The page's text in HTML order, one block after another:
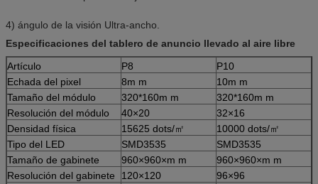
4) ángulo de la visión Ultra-ancho.
Especificaciones del tablero de anuncio llevado al aire libre
Artículo
P8
P10
Echada del pixel
8m m
10m m
Tamaño del módulo
320*160m m
320*160m m
Resolución del módulo
40×20
32×16
Densidad física
15625 dots/㎡
10000 dots/㎡
Tipo del LED
SMD3535
SMD3535
Tamaño de gabinete
960×960×m m
960×960×m m
Resolución del gabinete
120×120
96×96